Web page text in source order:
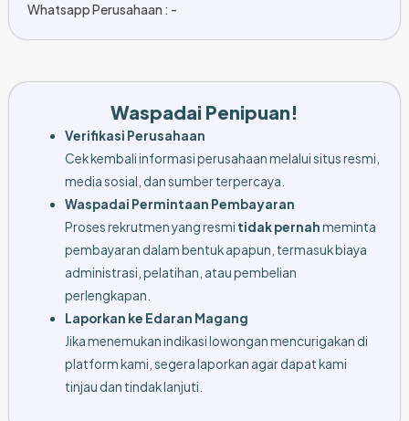
Whatsapp Perusahaan : -
Waspadai Penipuan!
Verifikasi Perusahaan
Cek kembali informasi perusahaan melalui situs resmi,
media sosial, dan sumber terpercaya.
Waspadai Permintaan Pembayaran
Proses rekrutmen yang resmi tidak pernahmeminta
pembayaran dalam bentuk apapun, termasuk biaya
administrasi, pelatihan, atau pembelian
perlengkapan.
Laporkan ke Edaran Magang
Jika menemukan indikasi lowongan mencurigakan di
platform kami, segera laporkan agar dapat kami
tinjau dan tindak lanjuti.